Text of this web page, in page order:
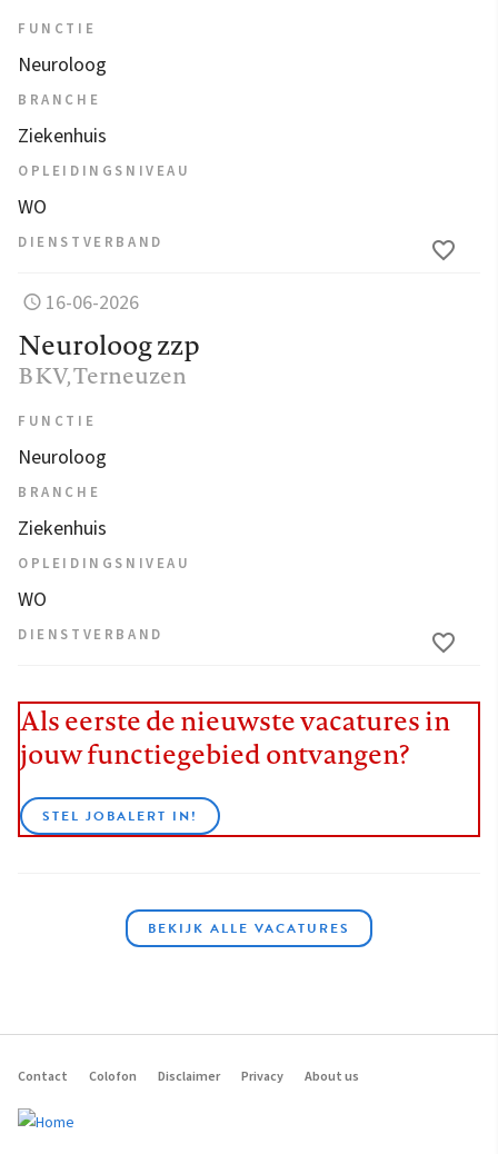
FUNCTIE
Neuroloog
BRANCHE
Ziekenhuis
OPLEIDINGSNIVEAU
WO
DIENSTVERBAND
16-06-2026
Neuroloog zzp
BKV, Terneuzen
FUNCTIE
Neuroloog
BRANCHE
Ziekenhuis
OPLEIDINGSNIVEAU
WO
DIENSTVERBAND
Als eerste de nieuwste vacatures in
jouw functiegebied ontvangen?
STEL JOBALERT IN!
BEKIJK ALLE VACATURES
Footer
navigation
Contact Colofon Disclaimer Privacy About us